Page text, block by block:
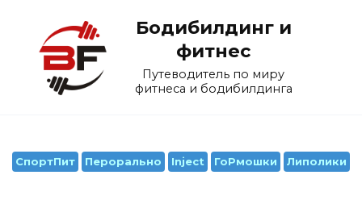
содержанию
Бодибилдинг и
фитнес
Путеводитель по миру
фитнеса и бодибилдинга
СпортПит Перорально Inject ГоРмошки Липолики